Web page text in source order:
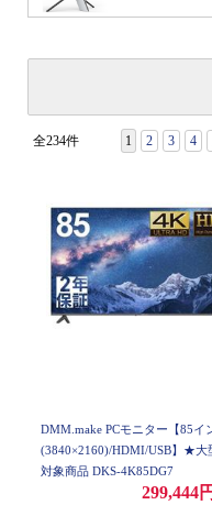
全234件 1 2 3 4
DMM.make PCモニター【85イ
(3840×2160)/HDMI/USB】★大
対象商品 DKS-4K85DG7
299,444円